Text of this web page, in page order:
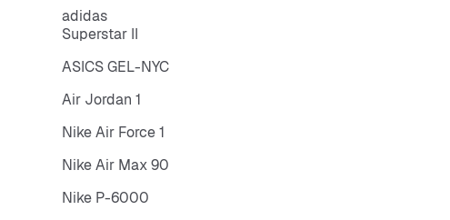
adidas
Superstar II
ASICS GEL-NYC
Air Jordan 1
Nike Air Force 1
Nike Air Max 90
Nike P-6000